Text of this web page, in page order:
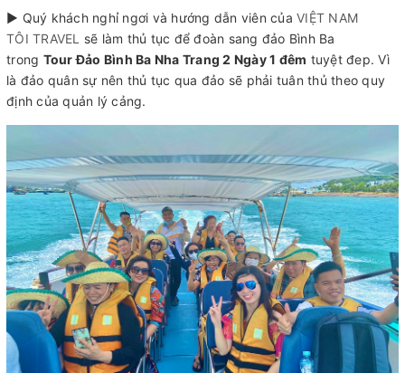
► Quý khách nghỉ ngơi và hướng dẫn viên của VIỆT NAM
TÔI TRAVEL
sẽ làm thủ tục để đoàn sang đảo Bình Ba
trong Tour Đảo Bình Ba Nha Trang 2 Ngày 1 đêm tuyệt đep. Vì
là đảo quân sự nên thủ tục qua đảo sẽ phải tuân thủ theo quy
định của quản lý cảng.